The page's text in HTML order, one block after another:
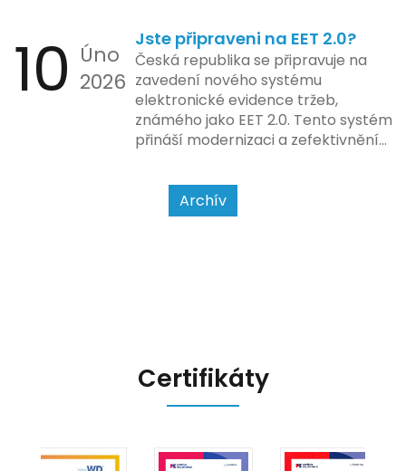
bezhotovostní transakci – nově
se má tato povinnost odvíjet od
povahy podnikatelské činnosti a
způsobu interakce se
zákazníkem.
10 Úno
2026
Jste připraveni na EET 2.0?
Česká republika se připravuje na
zavedení nového systému
elektronické evidence tržeb,
známého jako EET 2.0. Tento systém
přináší modernizaci a zefektivnění
usnadnit život podnikatelům i
kontrolním orgánům. Podívejme se
na hlavní změny, které EET 2.0
Archív
Certifikáty